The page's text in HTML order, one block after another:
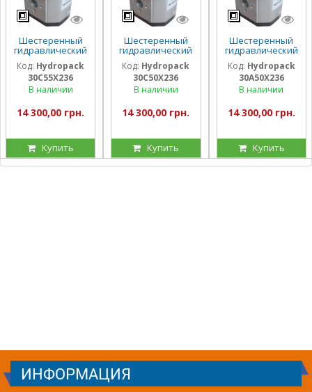
Шестеренный
гидравлический
насос Hydropack
30C55X236 (55
см3) правого
вращения
Код: Hydropack
30C55X236
В наличии
14 300,00 грн.
Купить
Шестеренный
гидравлический
насос Hydropack
30C50X236 (50
см3) правого
вращения
Код: Hydropack
30C50X236
В наличии
14 300,00 грн.
Купить
Шестеренный
гидравлический
насос Hydropack
30A50X236 (50
см3) левого
вращения
Код: Hydropack
30A50X236
В наличии
14 300,00 грн.
Купить
ИНФОРМАЦИЯ